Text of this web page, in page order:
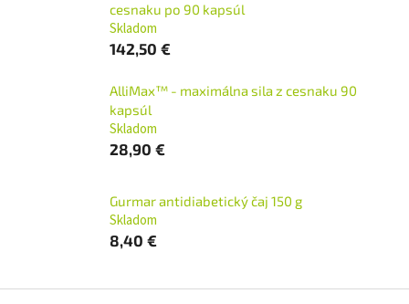
cesnaku po 90 kapsúl
Skladom
142,50 €
AlliMax™ - maximálna sila z cesnaku 90
kapsúl
Skladom
28,90 €
Gurmar antidiabetický čaj 150 g
Skladom
8,40 €